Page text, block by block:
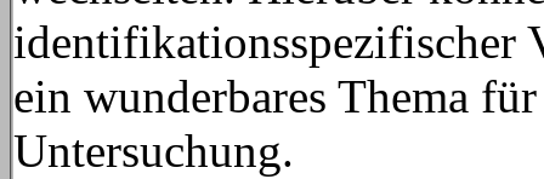
identifikationsspezifischer
ein wunderbares Thema
Untersuchung.